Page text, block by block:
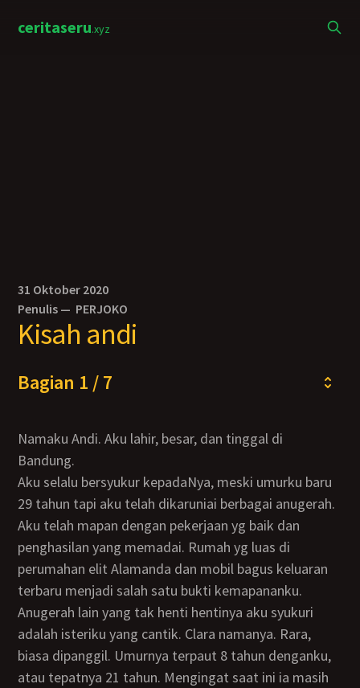
ceritaseru.xyz
31 Oktober 2020
Penulis — PERJOKO
Kisah andi
Bagian 1 / 7
Namaku Andi. Aku lahir, besar, dan tinggal di
Bandung.
Aku selalu bersyukur kepadaNya, meski umurku baru
29 tahun tapi aku telah dikaruniai berbagai anugerah.
Aku telah mapan dengan pekerjaan yg baik dan
penghasilan yang memadai. Rumah yg luas di
perumahan elit Alamanda dan mobil bagus keluaran
terbaru menjadi salah satu bukti kemapananku.
Anugerah lain yang tak henti hentinya aku syukuri
adalah isteriku yang cantik. Clara namanya. Rara,
biasa dipanggil. Umurnya terpaut 8 tahun denganku,
atau tepatnya 21 tahun. Mengingat saat ini ia masih